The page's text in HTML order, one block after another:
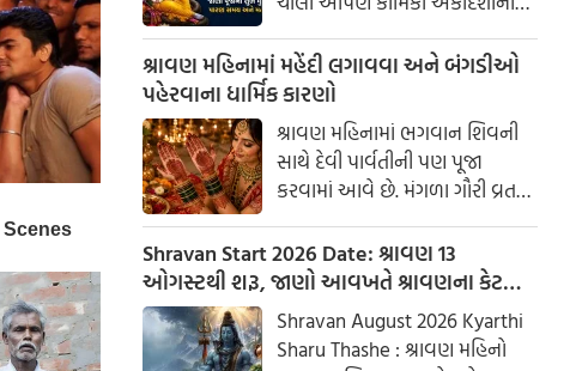
ચોક્કસ તારીખ અને આ દિવસે પૂજા
કરવાનો શુભ સમય જાણીએ.
શ્રાવણ મહિનામાં મહેંદી લગાવવા અને બંગડીઓ
પહેરવાના ધાર્મિક કારણો
શ્રાવણ મહિનામાં ભગવાન શિવની
સાથે દેવી પાર્વતીની પણ પૂજા
કરવામાં આવે છે. મંગળા ગૌરી વ્રત
અને હરિયાળી તીજ જેવા પ્રસંગોએ
મહેંદી લગાવવી અને લીલા રંગના
કપડાં પહેરવા એ પતિના લાંબા
માટે શુભ માનવામાં આવે છે.
આપણી પરંપરાઓમાં, સ્ત્રીઓને
Shravan Start 2026 Date: શ્રાવણ 13
ઓગસ્ટથી શરૂ, જાણો આવખતે શ્રાવણના કેટલા
સોમવાર રહેશે
Shravan August 2026 Kyarthi
Sharu Thashe : શ્રાવણ મહિનો